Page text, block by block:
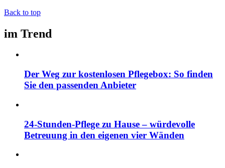
Back to top
im Trend
Der Weg zur kostenlosen Pflegebox: So finden
Sie den passenden Anbieter
24-Stunden-Pflege zu Hause – würdevolle
Betreuung in den eigenen vier Wänden